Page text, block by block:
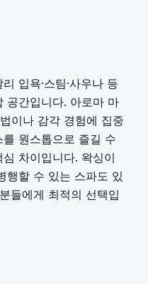
입욕·스팀·사우나 등
공간입니다. 아로마 마
이나 감각 경험에 집중
원스톱으로 즐길 수
차이입니다. 왁싱이
행할 수 있는 스파도 있
들에게 최적의 선택입